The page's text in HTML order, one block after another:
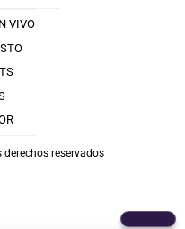
VIVO
reservados